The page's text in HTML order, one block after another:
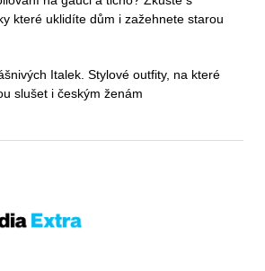
které uklidíte dům i zažehnete starou
Italek. Stylové outfity, na které
slušet i českým ženám